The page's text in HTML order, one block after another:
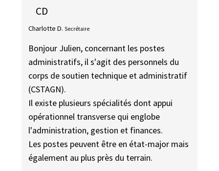
CD
Charlotte D. Secrétaire
Bonjour Julien, concernant les postes
administratifs, il s'agit des personnels du
corps de soutien technique et administratif
(CSTAGN).
Il existe plusieurs spécialités dont appui
opérationnel transverse qui englobe
l'administration, gestion et finances.
Les postes peuvent être en état-major mais
également au plus près du terrain.